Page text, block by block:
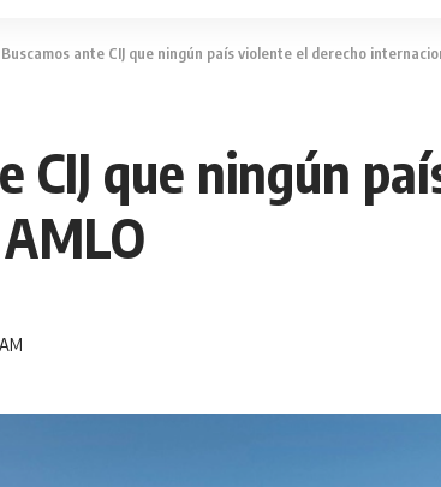
Buscamos ante CIJ que ningún país violente el derecho
CIJ que ningún